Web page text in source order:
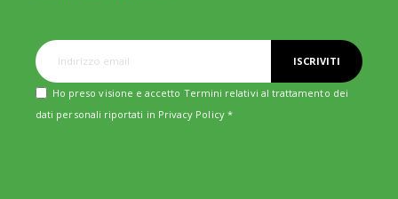
ISCRIVITI
Ho preso visione e accetto Termini relativi al trattamento dei
dati personali riportati in Privacy Policy*